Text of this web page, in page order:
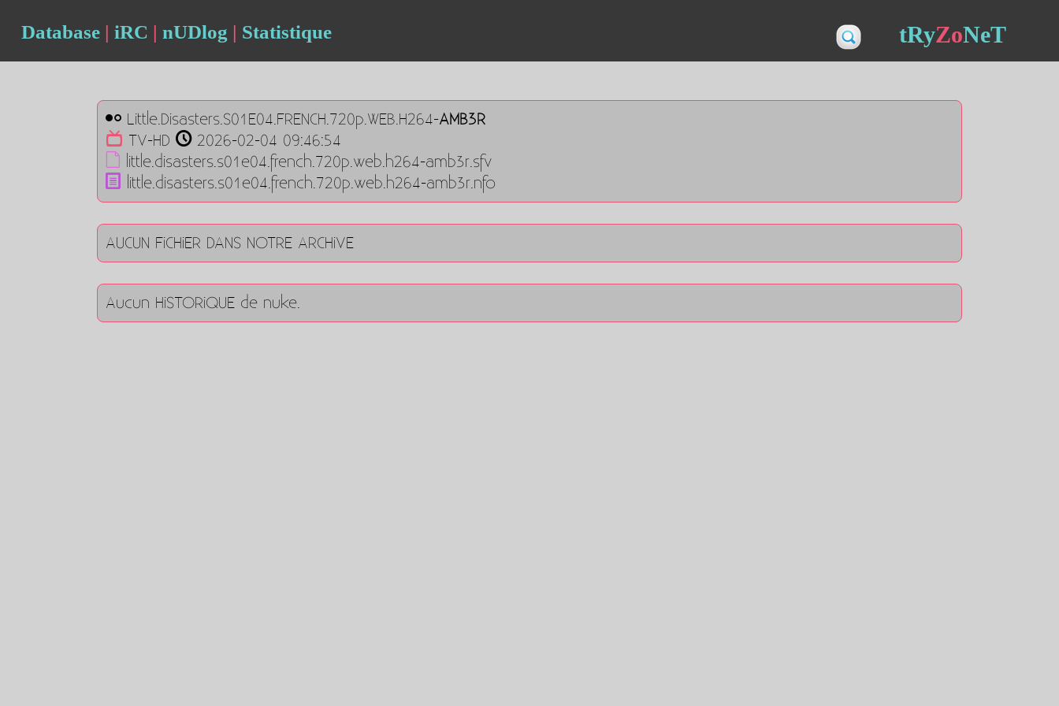
Database | iRC | nUDlog | Statistique tRyZoNeT
Little.Disasters.S01E04.FRENCH.720p.WEB.H264-AMB3R
TV-HD
2026-02-04 09:46:54
little.disasters.s01e04.french.720p.web.h264-amb3r.sfv
little.disasters.s01e04.french.720p.web.h264-amb3r.nfo
AUCUN FiCHiER DANS NOTRE ARCHiVE
Aucun HiSTORiQUE de nuke.